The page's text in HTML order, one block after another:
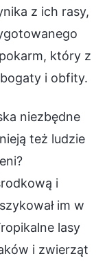
z ich rasy,
który z
i obfity.
niezbędne
też ludzie
i
im w
lasy
i zwierząt